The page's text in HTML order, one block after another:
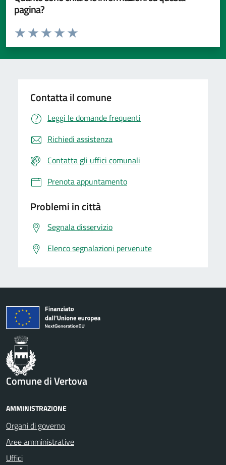
pagina?
Valuta da 1 a 5 stelle la pagina
Valuta 5 stelle su 5
Valuta 4 stelle su 5
Valuta 3 stelle su 5
Valuta 2 stelle su 5
Valuta 1 stelle su 5
Contatta il comune
Leggi le domande frequenti
Richiedi assistenza
Contatta gli uffici comunali
Prenota appuntamento
Problemi in città
Segnala disservizio
Elenco segnalazioni pervenute
Comune di Vertova
AMMINISTRAZIONE
Organi di governo
Aree amministrative
Uffici